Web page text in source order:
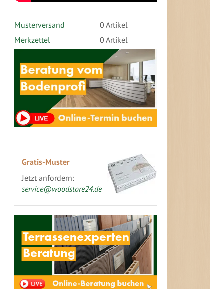
Musterversand 0 Artikel
Merkzettel
0 Artikel
Gratis-Muster
Jetzt anfordern:
service@woodstore24.de